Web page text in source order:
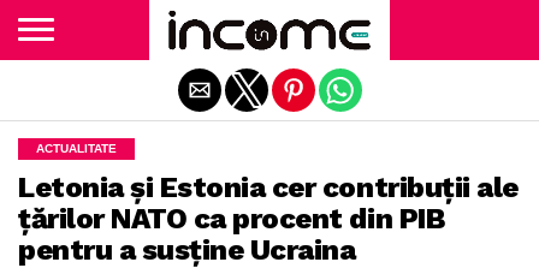
ACTUALITATE
Letonia şi Estonia cer contribuţii ale
ţărilor NATO ca procent din PIB
pentru a susţine Ucraina
Exit mobile version